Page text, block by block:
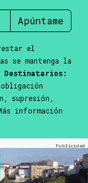
Apúntame
el
se mantenga la
Destinatarios:
supresión,
información